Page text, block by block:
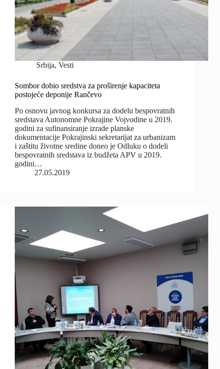
Srbija,Vesti
Sombor dobio sredstva za proširenje kapaciteta
postojeće deponije Rančevo
Po osnovu javnog konkursa za dodelu bespovratnih
sredstava Autonomne Pokrajine Vojvodine u 2019.
godini za sufinansiranje izrade planske
dokumentacije Pokrajinski sekretarijat za urbanizam
i zaštitu životne sredine doneo je Odluku o dodeli
bespovratnih sredstava iz budžeta APV u 2019.
godini…
27.05.2019